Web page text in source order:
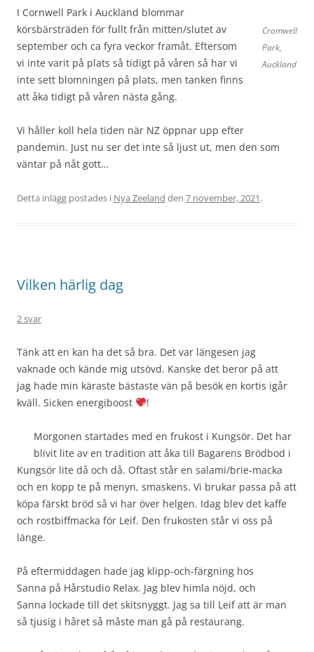
Cromwell
Park,
Auckland
I Cornwell Park i Auckland blommar
körsbärsträden för fullt från mitten/slutet av
september och ca fyra veckor framåt. Eftersom
vi inte varit på plats så tidigt på våren så har vi
inte sett blomningen på plats, men tanken finns
att åka tidigt på våren nästa gång.
Vi håller koll hela tiden när NZ öppnar upp efter
pandemin. Just nu ser det inte så ljust ut, men den som
väntar på nåt gott…
Detta inlägg postades i Nya Zeeland den 7 november, 2021.
Vilken härlig dag
2 svar
Tänk att en kan ha det så bra. Det var längesen jag
vaknade och kände mig utsövd. Kanske det beror på att
jag hade min käraste bästaste vän på besök en kortis igår
kväll. Sicken energiboost
!
Morgonen startades med en frukost i Kungsör. Det har
blivit lite av en tradition att åka till Bagarens Brödbod i
Kungsör lite då och då. Oftast står en salami/brie-macka
och en kopp te på menyn, smaskens. Vi brukar passa på att
köpa färskt bröd så vi har över helgen. Idag blev det kaffe
och rostbiffmacka för Leif. Den frukosten står vi oss på
länge.
På eftermiddagen hade jag klipp-och-färgning hos
Sanna på Hårstudio Relax. Jag blev himla nöjd, och
Sanna lockade till det skitsnyggt. Jag sa till Leif att är man
så tjusig i håret så måste man gå på restaurang.